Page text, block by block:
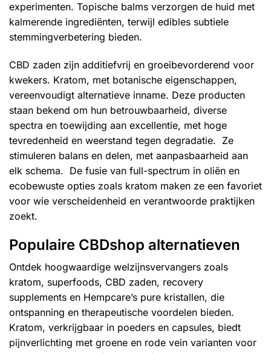
experimenten. Topische balms verzorgen de huid met
kalmerende ingrediënten, terwijl edibles subtiele
stemmingverbetering bieden.
CBD zaden zijn additiefvrij en groeibevorderend voor
kwekers. Kratom, met botanische eigenschappen,
vereenvoudigt alternatieve inname. Deze producten
staan bekend om hun betrouwbaarheid, diverse
spectra en toewijding aan excellentie, met hoge
tevredenheid en weerstand tegen degradatie. Ze
stimuleren balans en delen, met aanpasbaarheid aan
elk schema. De fusie van full-spectrum in oliën en
ecobewuste opties zoals kratom maken ze een favoriet
voor wie verscheidenheid en verantwoorde praktijken
zoekt.
Populaire CBDshop alternatieven
Ontdek hoogwaardige welzijnsvervangers zoals
kratom, superfoods, CBD zaden, recovery
supplements en Hempcare’s pure kristallen, die
ontspanning en therapeutische voordelen bieden.
Kratom, verkrijgbaar in poeders en capsules, biedt
pijnverlichting met groene en rode vein varianten voor